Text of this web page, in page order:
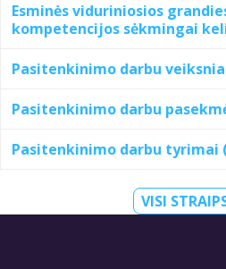
Esminės viduriniosios
kompetencijos sėkmingai
Pasitenkinimo darbu
Pasitenkinimo darbu
Pasitenkinimo darbu tyrimai
VISI